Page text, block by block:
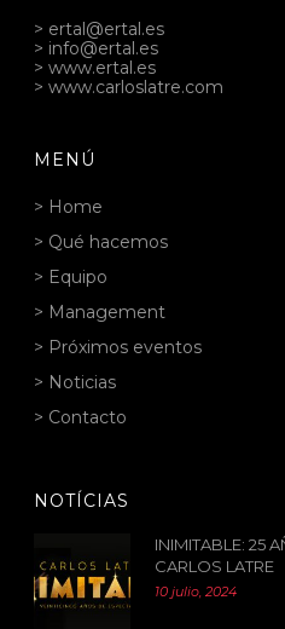
> ertal@ertal.es
> info@ertal.es
> www.ertal.es
> www.carloslatre.com
MENÚ
> Home
> Qué hacemos
> Equipo
> Management
> Próximos eventos
> Noticias
> Contacto
NOTÍCIAS
INIMITABLE: 25
CARLOS LATRE
10 julio, 2024